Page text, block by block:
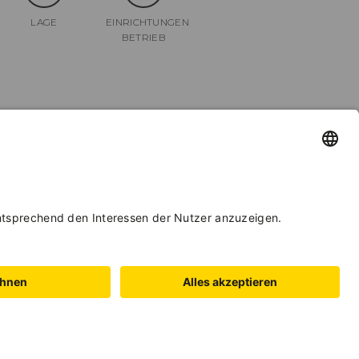
LAGE
EINRICHTUNGEN
BETRIEB
BUCHEN